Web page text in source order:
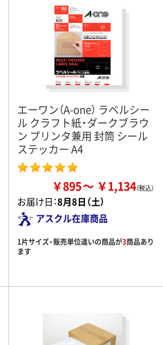
エーワン（A-one） ラベルシー
ル クラフト紙・ダークブラウ
ン プリンタ兼用 封筒 シール
ステッカー A4
￥895 ￥1,134
お届け日：8月8日（土）
アスクル在庫商品
1片サイズ・販売単位違いの商品が3商品あり
ます